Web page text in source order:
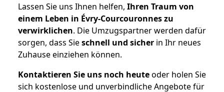
Lassen Sie uns Ihnen helfen, Ihren Traum von
einem Leben in Évry-Courcouronnes zu
verwirklichen. Die Umzugspartner werden dafür
sorgen, dass Sieschnell und sicher in Ihr neues
Zuhause einziehen können.
Kontaktieren Sie uns noch heuteoder holen Sie
sich kostenlose und unverbindliche Angebote für